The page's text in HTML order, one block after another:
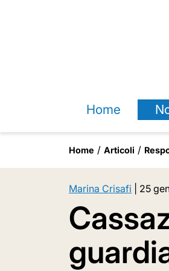
Home
Home Articoli
Marina Crisafi 25